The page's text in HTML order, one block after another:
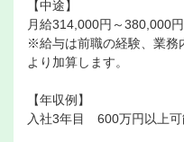
【中途】
月給314,000円～380,000
※給与は前職の経験、業務
より加算します。
【年収例】
入社3年目 600万円以上可